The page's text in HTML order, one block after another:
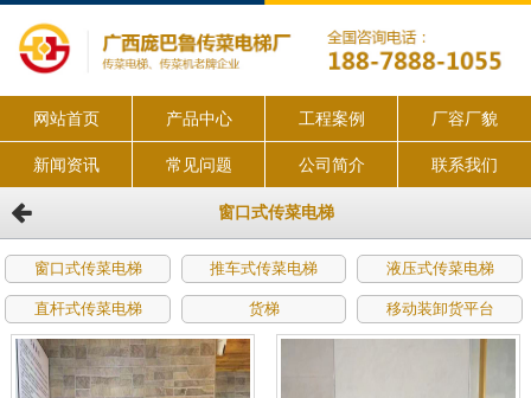
网站首页 产品中心 工程案例 厂容厂貌
新闻资讯 常见问题 公司简介 联系我们
窗口式传菜电梯
窗口式传菜电梯 推车式传菜电梯 液压式传菜电梯
直杆式传菜电梯 货梯 移动装卸货平台